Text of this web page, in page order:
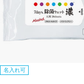
名入れ可